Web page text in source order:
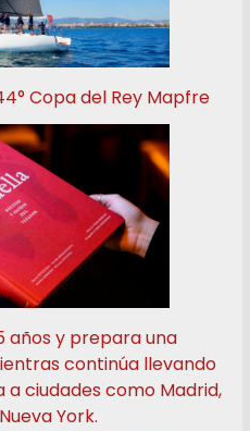
Copa del Rey Mapfre
años y prepara una
continúa llevando
ciudades como Madrid,
York.